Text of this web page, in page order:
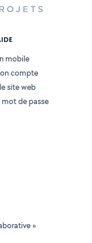
mobile
compte
site web
de passe
»